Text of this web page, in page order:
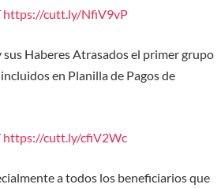
https://cutt.ly/NfiV9vP
Haberes Atrasados el primer grupo
en Planilla de Pagos de
https://cutt.ly/cfiV2Wc
a todos los beneficiarios que